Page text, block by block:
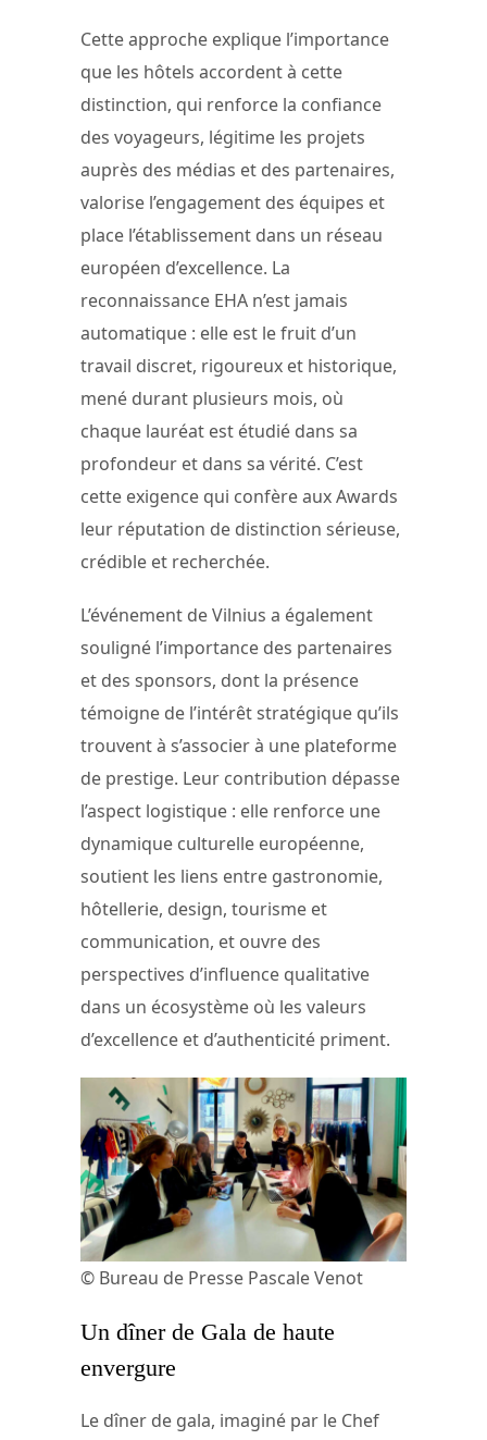
Cette approche explique l’importance
que les hôtels accordent à cette
distinction, qui renforce la confiance
des voyageurs, légitime les projets
auprès des médias et des partenaires,
valorise l’engagement des équipes et
place l’établissement dans un réseau
européen d’excellence. La
reconnaissance EHA n’est jamais
automatique : elle est le fruit d’un
travail discret, rigoureux et historique,
mené durant plusieurs mois, où
chaque lauréat est étudié dans sa
profondeur et dans sa vérité. C’est
cette exigence qui confère aux Awards
leur réputation de distinction sérieuse,
crédible et recherchée.
L’événement de Vilnius a également
souligné l’importance des partenaires
et des sponsors, dont la présence
témoigne de l’intérêt stratégique qu’ils
trouvent à s’associer à une plateforme
de prestige. Leur contribution dépasse
l’aspect logistique : elle renforce une
dynamique culturelle européenne,
soutient les liens entre gastronomie,
hôtellerie, design, tourisme et
communication, et ouvre des
perspectives d’influence qualitative
dans un écosystème où les valeurs
d’excellence et d’authenticité priment.
© Bureau de Presse Pascale Venot
Un dîner de Gala de haute
envergure
Le dîner de gala, imaginé par le Chef